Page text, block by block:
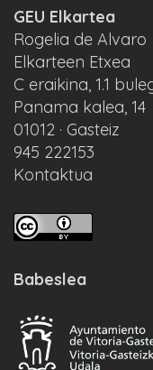
GEU Elkartea
Rogelia de Alvaro
Elkarteen Etxea
C eraikina, 1.1
Panama kalea, 14
01012 · Gasteiz
945 222153
Kontaktua
Babeslea